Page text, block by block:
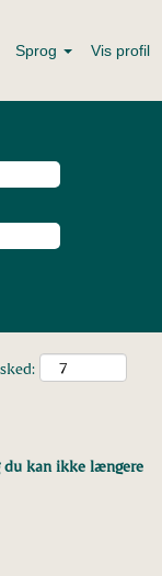
Sprog Vis profil
du kan ikke længere